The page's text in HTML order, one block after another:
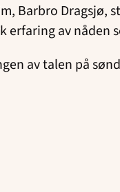
Barbro Dragsjø,
erfaring av nåden
av talen på